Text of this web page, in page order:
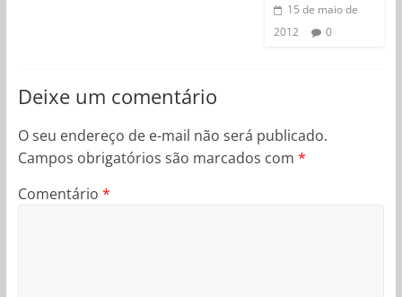
15 de maio de
2012
0
Deixe um comentário
O seu endereço de e-mail não será publicado.
Campos obrigatórios são marcados com *
Comentário *